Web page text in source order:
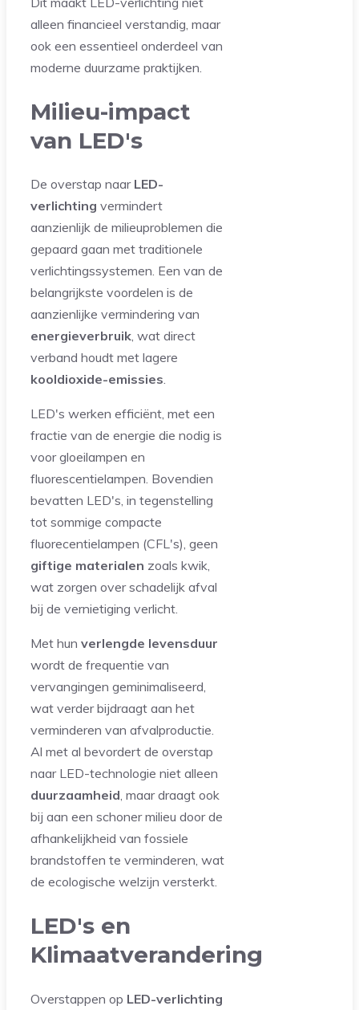
alleen financieel verstandig, maar
ook een essentieel onderdeel van
moderne duurzame praktijken.
Milieu-impact
van LED's
De overstap naar LED-
verlichting vermindert
aanzienlijk de milieuproblemen die
gepaard gaan met traditionele
verlichtingssystemen. Een van de
belangrijkste voordelen is de
aanzienlijke vermindering van
energieverbruik, wat direct
verband houdt met lagere
kooldioxide-emissies.
LED's werken efficiënt, met een
fractie van de energie die nodig is
voor gloeilampen en
fluorescentielampen. Bovendien
bevatten LED's, in tegenstelling
tot sommige compacte
fluorecentielampen (CFL's), geen
giftige materialen zoals kwik,
wat zorgen over schadelijk afval
bij de vernietiging verlicht.
Met hun verlengde levensduur
wordt de frequentie van
vervangingen geminimaliseerd,
wat verder bijdraagt aan het
verminderen van afvalproductie.
Al met al bevordert de overstap
naar LED-technologie niet alleen
duurzaamheid, maar draagt ook
bij aan een schoner milieu door de
afhankelijkheid van fossiele
brandstoffen te verminderen, wat
de ecologische welzijn versterkt.
LED's en
Klimaatverandering
Overstappen op LED-verlichting